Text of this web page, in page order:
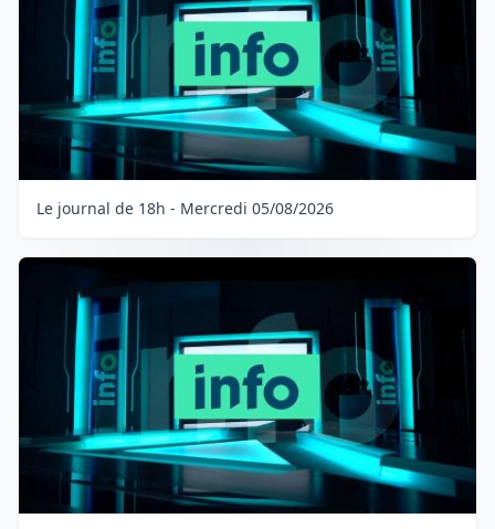
Le journal de 18h - Mercredi 05/08/2026